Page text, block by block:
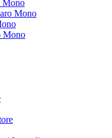
Mono
Mono
Mono